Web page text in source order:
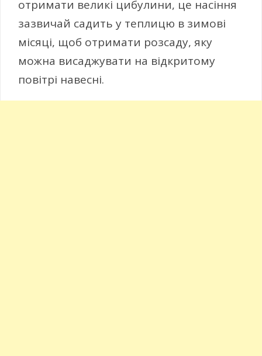
отримати великі цибулини, це насіння
зазвичай садить у теплицю в зимові
місяці, щоб отримати розсаду, яку
можна висаджувати на відкритому
повітрі навесні.